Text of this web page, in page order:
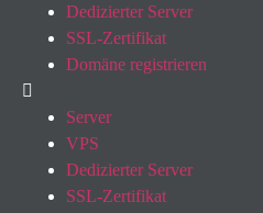
Dedizierter Server
SSL-Zertifikat
Domäne registrieren
Server
VPS
Dedizierter Server
SSL-Zertifikat